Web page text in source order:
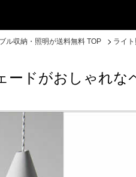
ル収納・照明が送料無料 TOP ライ
ドがおしゃれな